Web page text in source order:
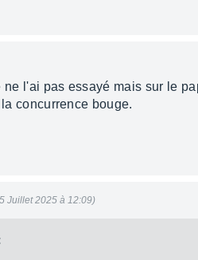
ne l'ai pas essayé mais sur le
concurrence bouge.
Juillet 2025 à 12:09)